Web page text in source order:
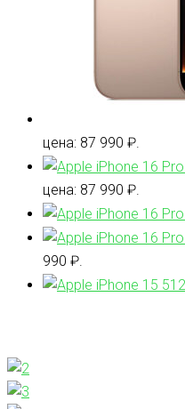
цена: 87 990 ₽.
цена: 87 990 ₽.
990 ₽.